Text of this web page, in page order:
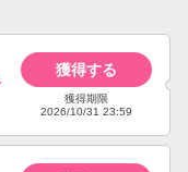
獲得する
獲得期限
2026/10/31 23:59